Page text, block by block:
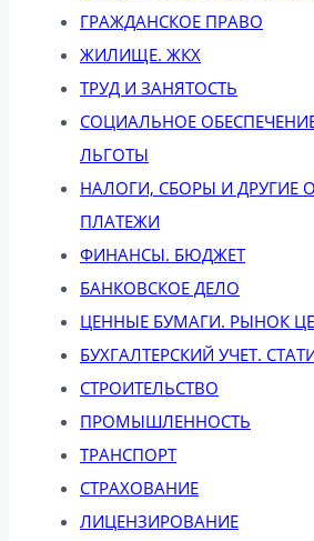
ГРАЖДАНСКОЕ ПРАВО
ЖИЛИЩЕ. ЖКХ
ТРУД И ЗАНЯТОСТЬ
СОЦИАЛЬНОЕ
ЛЬГОТЫ
НАЛОГИ, СБОРЫ И ДРУГИЕ
ПЛАТЕЖИ
ФИНАНСЫ. БЮДЖЕТ
БАНКОВСКОЕ ДЕЛО
ЦЕННЫЕ БУМАГИ. РЫНОК
БУХГАЛТЕРСКИЙ УЧЕТ.
СТРОИТЕЛЬСТВО
ПРОМЫШЛЕННОСТЬ
ТРАНСПОРТ
СТРАХОВАНИЕ
ЛИЦЕНЗИРОВАНИЕ